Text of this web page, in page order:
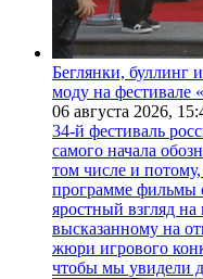
Беглянки, буллинг
моду на фестивале
06 августа 2026,
34-й фестиваль
самого начала
том числе и
программе
яростный взгляд
высказанному на
жюри игрового
чтобы мы увидели